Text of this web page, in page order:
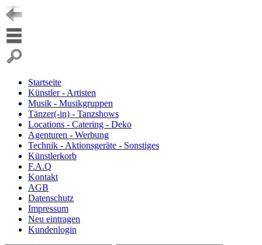
Startseite
Künstler - Artisten
Musik - Musikgruppen
Tänzer(-in) - Tanzshows
Locations - Catering - Deko
Agenturen - Werbung
Technik - Aktionsgeräte - Sonstiges
Künstlerkorb
F.A.Q
Kontakt
AGB
Datenschutz
Impressum
Neu eintragen
Kundenlogin